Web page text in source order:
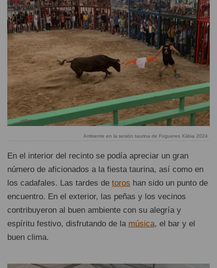
Ambiente en la sesión taurina de Fogueres Xàbia 2024
En el interior del recinto se podía apreciar un gran
número de aficionados a la fiesta taurina, así como en
los cadafales. Las tardes de toros han sido un punto de
encuentro. En el exterior, las peñas y los vecinos
contribuyeron al buen ambiente con su alegría y
espíritu festivo, disfrutando de la música, el bar y el
buen clima.